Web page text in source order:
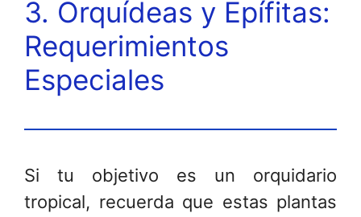
3. Orquídeas y Epífitas:
Requerimientos
Especiales
Si tu objetivo es un orquidario
tropical, recuerda que estas plantas